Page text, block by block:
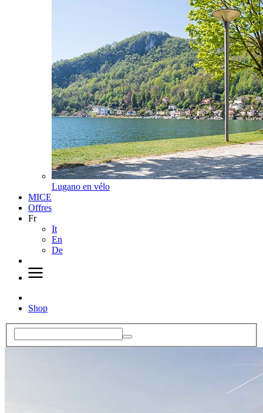
Lugano en vélo
MICE
Offres
Fr
It
En
De
Shop